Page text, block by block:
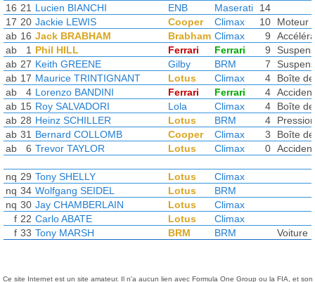
16 21 Lucien BIANCHI ENB Maserati
14
17 20 Jackie LEWIS Cooper Climax 10
Moteur
ab 16 Jack BRABHAM Brabham Climax 9
ab
1 Phil HILL Ferrari Ferrari 9
ab 27 Keith GREENE Gilby BRM 7
ab 17 Maurice TRINTIGNANT Lotus Climax 4
Boîte
ab
4 Lorenzo BANDINI Ferrari Ferrari 4 Accident
ab 15 Roy SALVADORI Lola Climax 4
Boîte
ab 28 Heinz SCHILLER Lotus BRM 4
ab 31 Bernard COLLOMB Cooper Climax 3
Boîte
ab
6 Trevor TAYLOR Lotus Climax 0 Accident
nq 29 Tony SHELLY Lotus
Climax
nq 34 Wolfgang SEIDEL Lotus
BRM
nq 30 Jay CHAMBERLAIN Lotus
Climax
f 22 Carlo ABATE Lotus
Climax
f 33 Tony MARSH BRM BRM Voiture
Ce site Internet est un site amateur. Il n'a aucun lien avec Formula One Group ou la FIA, et son